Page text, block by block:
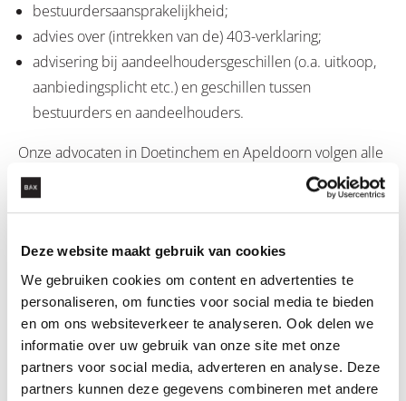
Deze website maakt gebruik van cookies
We gebruiken cookies om content en advertenties te
personaliseren, om functies voor social media te bieden
en om ons websiteverkeer te analyseren. Ook delen we
informatie over uw gebruik van onze site met onze
partners voor social media, adverteren en analyse. Deze
partners kunnen deze gegevens combineren met andere
bestuurdersaansprakelijkheid;
advies over (intrekken van de) 403-verklaring;
advisering bij aandeelhoudersgeschillen (o.a. uitkoop,
aanbiedingsplicht etc.) en geschillen tussen
bestuurders en aandeelhouders.
Onze advocaten in Doetinchem en Apeldoorn volgen alle
ontwikkelingen op de voet.
LEES OOK: DEZE ARTIKELEN KUNNEN
INTERESSANT VOOR JE ZIJN